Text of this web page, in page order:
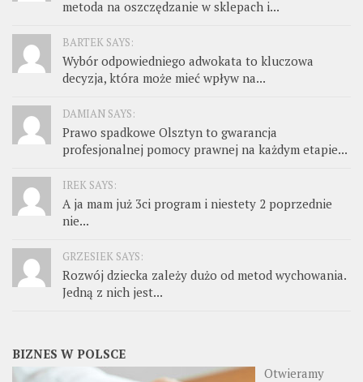
metoda na oszczędzanie w sklepach i...
BARTEK SAYS:
Wybór odpowiedniego adwokata to kluczowa
decyzja, która może mieć wpływ na...
DAMIAN SAYS:
Prawo spadkowe Olsztyn to gwarancja
profesjonalnej pomocy prawnej na każdym etapie...
IREK SAYS:
A ja mam już 3ci program i niestety 2 poprzednie
nie...
GRZESIEK SAYS:
Rozwój dziecka zależy dużo od metod wychowania.
Jedną z nich jest...
BIZNES W POLSCE
Otwieramy